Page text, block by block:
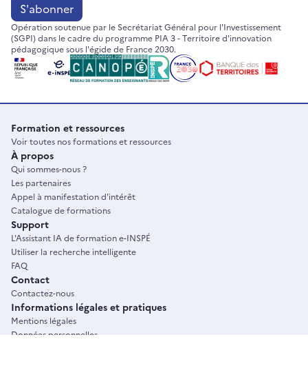
Opération soutenue par le Secrétariat Général pour l'Investissement
(SGPI) dans le cadre du programme PIA 3 - Territoire d'innovation
pédagogique sous l'égide de France 2030.
S'abonner
Formation et ressources
Voir toutes nos formations et ressources
À propos
Qui sommes-nous ?
Les partenaires
Appel à manifestation d'intérêt
Catalogue de formations
Support
L'Assistant IA de formation e-INSPÉ
Utiliser la recherche intelligente
FAQ
Contact
Contactez-nous
Informations légales et pratiques
Mentions légales
Données personnelles